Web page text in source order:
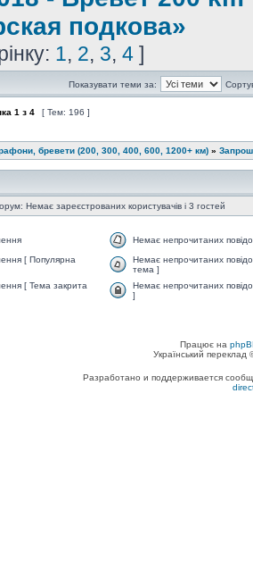
подкова»
1, 2, 3, 4 ]
Показувати теми за:
1 з 4 [ Тем: 196 ]
бревети (200, 300, 400, 600, 1200+ км) »
Немає зареєстрованих користувачів і 3 гостей
Немає непрочитаних
[ Популярна
Немає непрочитаних
тема ]
[ Тема закрита
Немає непрочитаних
]
Працює на
Український
Разработано и поддерживается